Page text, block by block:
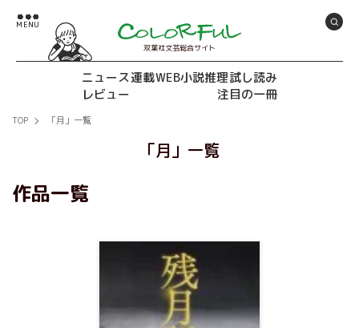
双葉社文芸総合サイト
ニュース連載WEB小説推理試し読み
レビュー
注目の一冊
TOP 「月」一覧
「月」一覧
作品一覧